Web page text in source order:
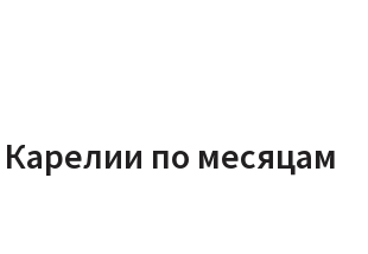
Карелии по месяцам